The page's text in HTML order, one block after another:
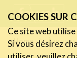
links
Jump
Home À propos
COOKIES SUR
Ce site web
Si vous désirez